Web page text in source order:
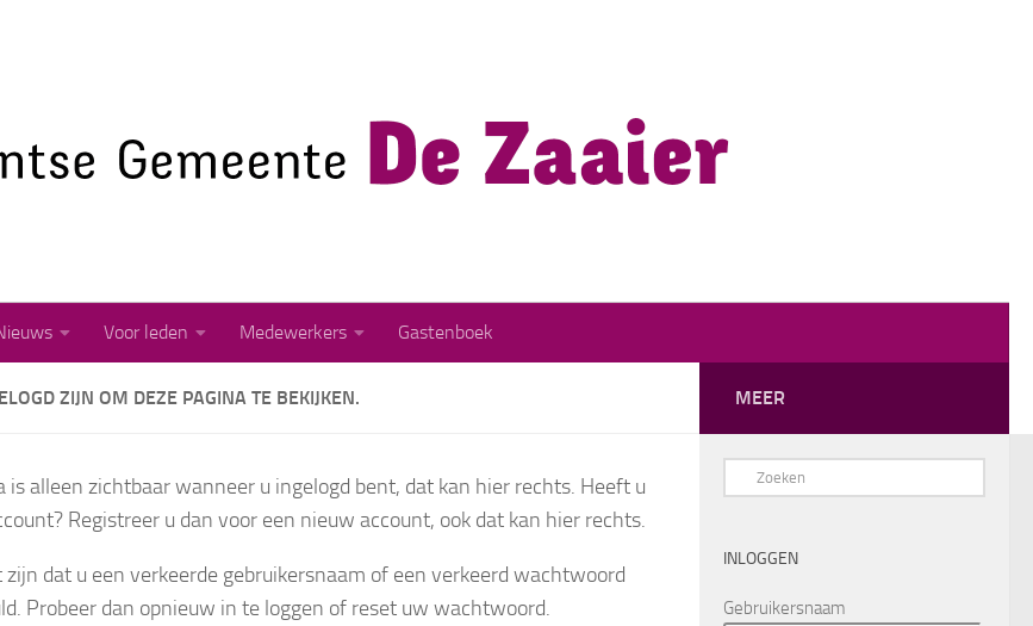
Voor leden Medewerkers Gastenboek
ZIJN OM DEZE PAGINA TE BEKIJKEN.
is alleen zichtbaar wanneer u ingelogd bent, dat kan hier rechts. Heeft u
Registreer u dan voor een nieuw account, ook dat kan hier rechts.
zijn dat u een verkeerde gebruikersnaam of een verkeerd wachtwoord
Probeer dan opnieuw in te loggen of reset uw wachtwoord.
MEER
INLOGGEN
Gebruikersnaam